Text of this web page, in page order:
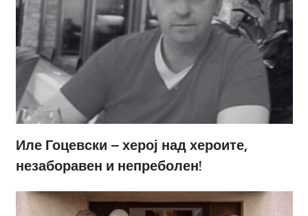
Иле Гоцевски – херој над хероите,
незаборавен и непреболен!